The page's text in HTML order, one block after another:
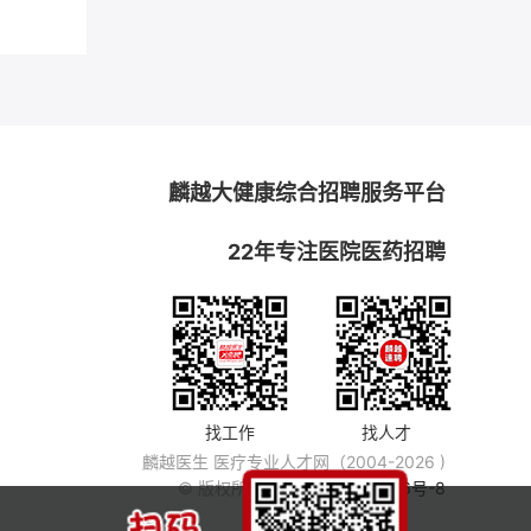
麟越大健康综合招聘服务平台
22年专注医院医药招聘
找人才
找工作
麟越医生 医疗专业人才网（2004-2026 )
© 版权所有粤ICP备14007846号-8